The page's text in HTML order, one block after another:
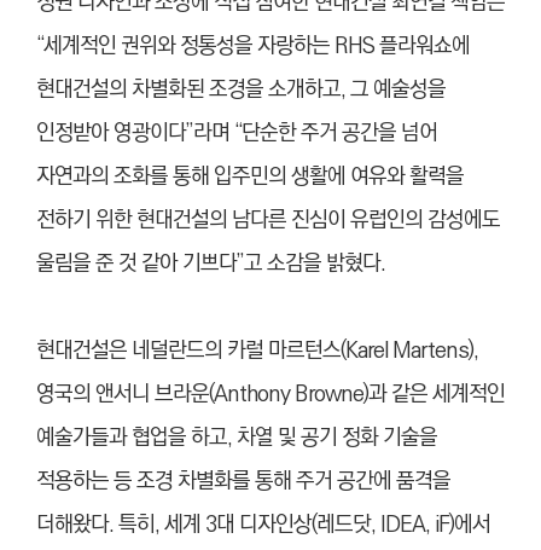
“세계적인 권위와 정통성을 자랑하는 RHS 플라워쇼에
현대건설의 차별화된 조경을 소개하고, 그 예술성을
인정받아 영광이다”라며 “단순한 주거 공간을 넘어
자연과의 조화를 통해 입주민의 생활에 여유와 활력을
전하기 위한 현대건설의 남다른 진심이 유럽인의 감성에도
울림을 준 것 같아 기쁘다”고 소감을 밝혔다.
현대건설은 네덜란드의 카럴 마르턴스(Karel Martens),
영국의 앤서니 브라운(Anthony Browne)과 같은 세계적인
예술가들과 협업을 하고, 차열 및 공기 정화 기술을
적용하는 등 조경 차별화를 통해 주거 공간에 품격을
더해왔다. 특히, 세계 3대 디자인상(레드닷, IDEA, iF)에서